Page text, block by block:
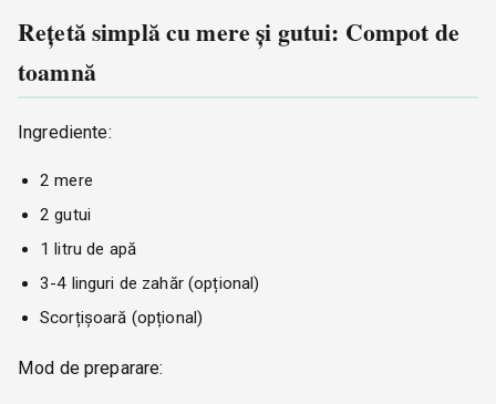
Rețetă simplă cu mere și gutui: Compot de
toamnă
Ingrediente:
2 mere
2 gutui
1 litru de apă
3-4 linguri de zahăr (opțional)
Scorțișoară (opțional)
Mod de preparare: